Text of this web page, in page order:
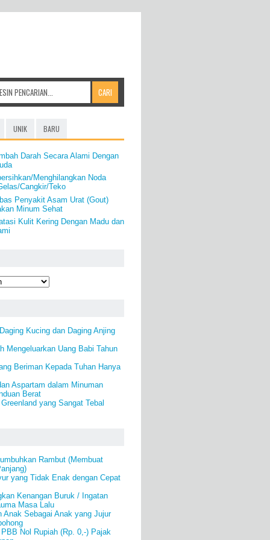
UNIK BARU
Darah Secara Alami Dengan
Menghilangkan Noda
Cangkir/Teko
Penyakit Asam Urat (Gout)
Minum Sehat
Kulit Kering Dengan Madu dan
Kucing dan Daging Anjing
Mengeluarkan Uang Babi Tahun
Beriman Kepada Tuhan Hanya
Aspartam dalam Minuman
Berat
yang Sangat Tebal
Rambut (Membuat
yang Tidak Enak dengan Cepat
Kenangan Buruk / Ingatan
Masa Lalu
Anak Sebagai Anak yang Jujur
Nol Rupiah (Rp. 0,-) Pajak